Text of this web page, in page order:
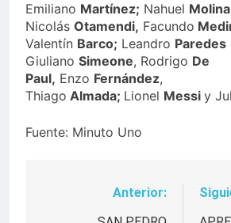
Emiliano Martínez; Nahuel
Nicolás Otamendi, Facundo
Valentín Barco; Leandro Paredes
Giuliano Simeone, Rodrigo De
Paul, Enzo Fernández,
Thiago Almada; Lionel Messi y
Fuente: Minuto Uno
Navegación
Anterior: